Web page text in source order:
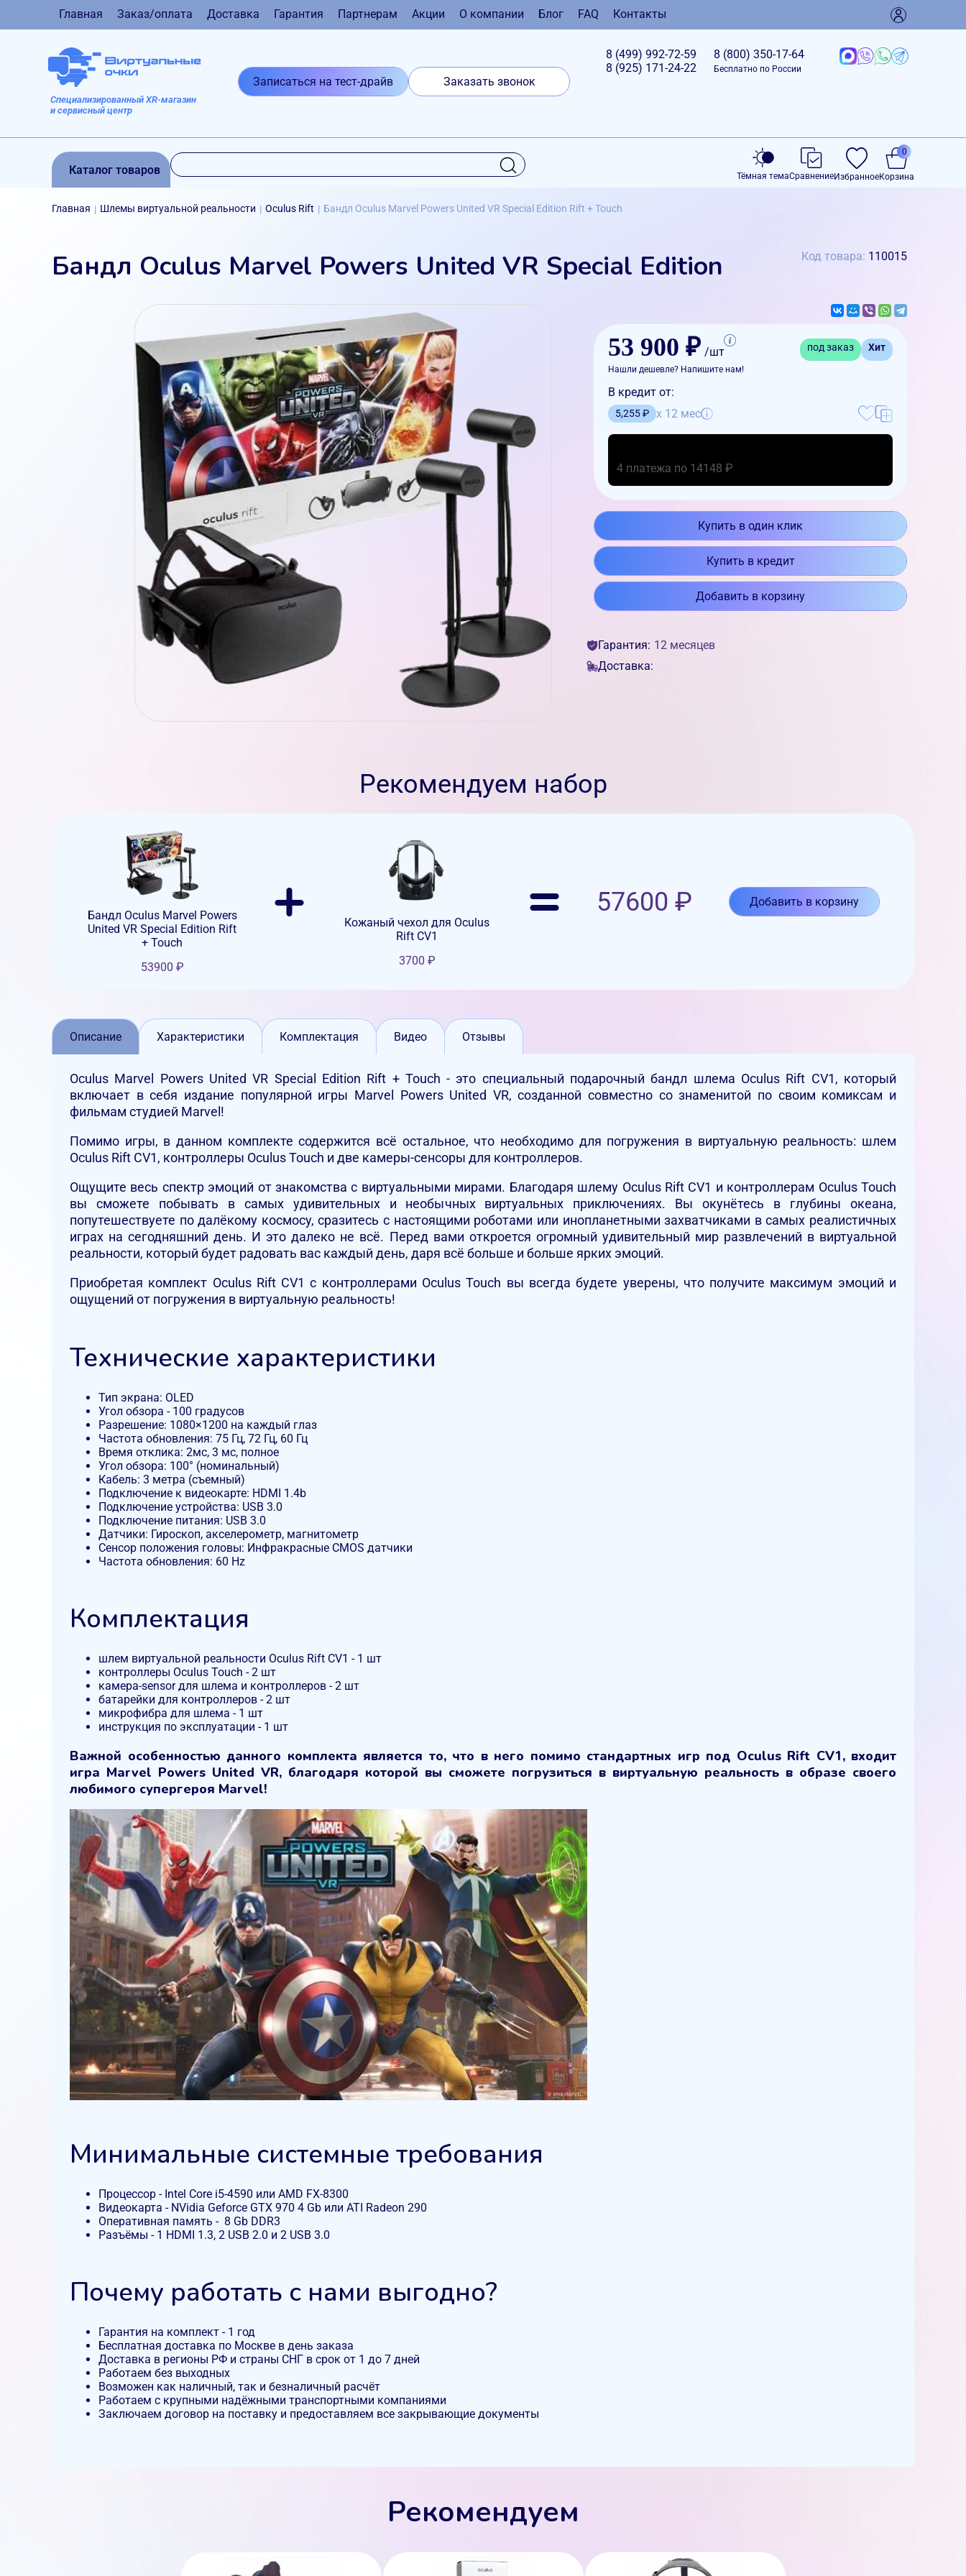
Главная Заказ/оплата Доставка Гарантия Партнерам Акции О компании Блог FAQ Контакты
Специализированный XR-магазин
и сервисный центр
Записаться на тест-драйв Заказать звонок
8 (499) 992-72-59
8 (925) 171-24-22
8 (800) 350-17-64
Бесплатно по России
Каталог товаров Тёмная темаСравнениеИзбранноеКорзина
0
Главная | Шлемы виртуальной реальности | Oculus Rift | Бандл Oculus Marvel Powers United VR Special Edition Rift + Touch
Бандл Oculus Marvel Powers United VR Special Edition Код товара: 110015
53 900 ₽ /шт под заказ Хит
Нашли дешевле? Напишите нам!
В кредит от:
5,255 ₽ x 12 мес
4 платежа по 14148 ₽
Купить в один клик
Купить в кредит
Добавить в корзину
Гарантия: 12 месяцев
Доставка:
Рекомендуем набор
Бандл Oculus Marvel Powers
United VR Special Edition Rift
+ Touch
53900 ₽
Кожаный чехол для Oculus
Rift CV1
3700 ₽
57600 ₽ Добавить в корзину
Описание Характеристики Комплектация Видео Отзывы
Oculus Marvel Powers United VR Special Edition Rift + Touch - это специальный подарочный бандл шлема Oculus Rift CV1, который
включает в себя издание популярной игры Marvel Powers United VR, созданной совместно со знаменитой по своим комиксам и
фильмам студией Marvel!
Помимо игры, в данном комплекте содержится всё остальное, что необходимо для погружения в виртуальную реальность: шлем
Oculus Rift CV1, контроллеры Oculus Touch и две камеры-сенсоры для контроллеров.
Ощущите весь спектр эмоций от знакомства с виртуальными мирами. Благодаря шлему Oculus Rift CV1 и контроллерам Oculus Touch
вы сможете побывать в самых удивительных и необычных виртуальных приключениях. Вы окунётесь в глубины океана,
попутешествуете по далёкому космосу, сразитесь с настоящими роботами или инопланетными захватчиками в самых реалистичных
играх на сегодняшний день. И это далеко не всё. Перед вами откроется огромный удивительный мир развлечений в виртуальной
реальности, который будет радовать вас каждый день, даря всё больше и больше ярких эмоций.
Приобретая комплект Oculus Rift CV1 с контроллерами Oculus Touch вы всегда будете уверены, что получите максимум эмоций и
ощущений от погружения в виртуальную реальность!
Технические характеристики
Тип экрана: OLED
Угол обзора - 100 градусов
Разрешение: 1080×1200 на каждый глаз
Частота обновления: 75 Гц, 72 Гц, 60 Гц
Время отклика: 2мс, 3 мс, полное
Угол обзора: 100° (номинальный)
Кабель: 3 метра (съемный)
Подключение к видеокарте: HDMI 1.4b
Подключение устройства: USB 3.0
Подключение питания: USB 3.0
Датчики: Гироскоп, акселерометр, магнитометр
Сенсор положения головы: Инфракрасные CMOS датчики
Частота обновления: 60 Hz
Комплектация
шлем виртуальной реальности Oculus Rift CV1 - 1 шт
контроллеры Oculus Touch - 2 шт
камера-sensor для шлема и контроллеров - 2 шт
батарейки для контроллеров - 2 шт
микрофибра для шлема - 1 шт
инструкция по эксплуатации - 1 шт
Важной особенностью данного комплекта является то, что в него помимо стандартных игр под Oculus Rift CV1, входит
игра Marvel Powers United VR, благодаря которой вы сможете погрузиться в виртуальную реальность в образе своего
любимого супергероя Marvel!
Минимальные системные требования
Процессор - Intel Core i5-4590 или AMD FX-8300
Видеокарта - NVidia Geforce GTX 970 4 Gb или ATI Radeon 290
Оперативная память - 8 Gb DDR3
Разъёмы - 1 HDMI 1.3, 2 USB 2.0 и 2 USB 3.0
Почему работать с нами выгодно?
Гарантия на комплект - 1 год
Бесплатная доставка по Москве в день заказа
Доставка в регионы РФ и страны СНГ в срок от 1 до 7 дней
Работаем без выходных
Возможен как наличный, так и безналичный расчёт
Работаем с крупными надёжными транспортными компаниями
Заключаем договор на поставку и предоставляем все закрывающие документы
Рекомендуем